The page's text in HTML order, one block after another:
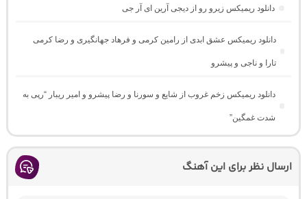
دانلود ریمیکس زیرو رو از دیجی آرین ای آر جی
دانلود ریمیکس عشق ابدی از رامین کرمی و فرهاد جهانگیری و رضا کرمی
تارا و ناجی و پیشرو
دانلود ریمیکس زخم غروب از شایع و سورنا و رضا پیشرو و امیر ریبار “رپی به
شدت غمگین”
ارسال نظر برای این آهنگ